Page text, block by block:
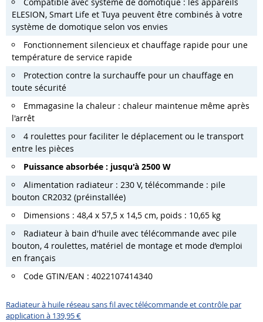
ELESION, Smart Life et Tuya peuvent être combinés à votre
système de domotique selon vos envies
Fonctionnement silencieux et chauffage rapide pour une
température de service rapide
Protection contre la surchauffe pour un chauffage en
toute sécurité
Emmagasine la chaleur : chaleur maintenue même après
l'arrêt
4 roulettes pour faciliter le déplacement ou le transport
entre les pièces
Puissance absorbée : jusqu'à 2500 W
Alimentation radiateur : 230 V, télécommande : pile
bouton CR2032 (préinstallée)
Dimensions : 48,4 x 57,5 x 14,5 cm, poids : 10,65 kg
Radiateur à bain d'huile avec télécommande avec pile
bouton, 4 roulettes, matériel de montage et mode d’emploi
en français
Code GTIN/EAN : 4022107414340
Radiateur à huile réseau sans fil avec télécommande et contrôle par
application à 139,95 €